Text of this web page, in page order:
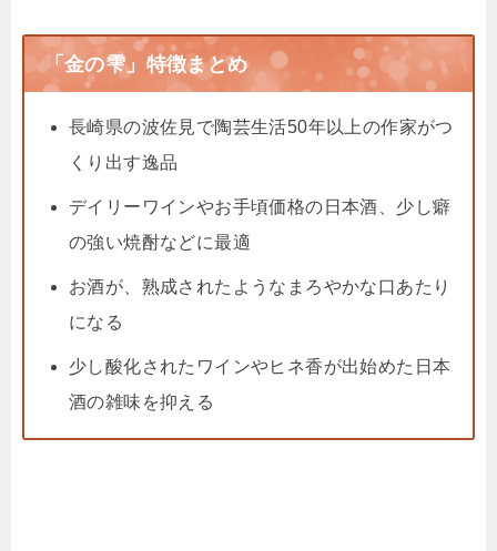
「金の雫」特徴まとめ
長崎県の波佐見で陶芸生活50年以上の作家がつ
くり出す逸品
デイリーワインやお手頃価格の日本酒、少し癖
の強い焼酎などに最適
お酒が、熟成されたようなまろやかな口あたり
になる
少し酸化されたワインやヒネ香が出始めた日本
酒の雑味を抑える